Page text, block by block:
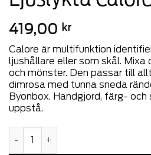
419,00 kr
Calore är multifunktion
ljushållare eller som skål.
och mönster. Den passar till
dimrosa med tunna sneda
Byonbox. Handgjord, färg- och
uppstå.